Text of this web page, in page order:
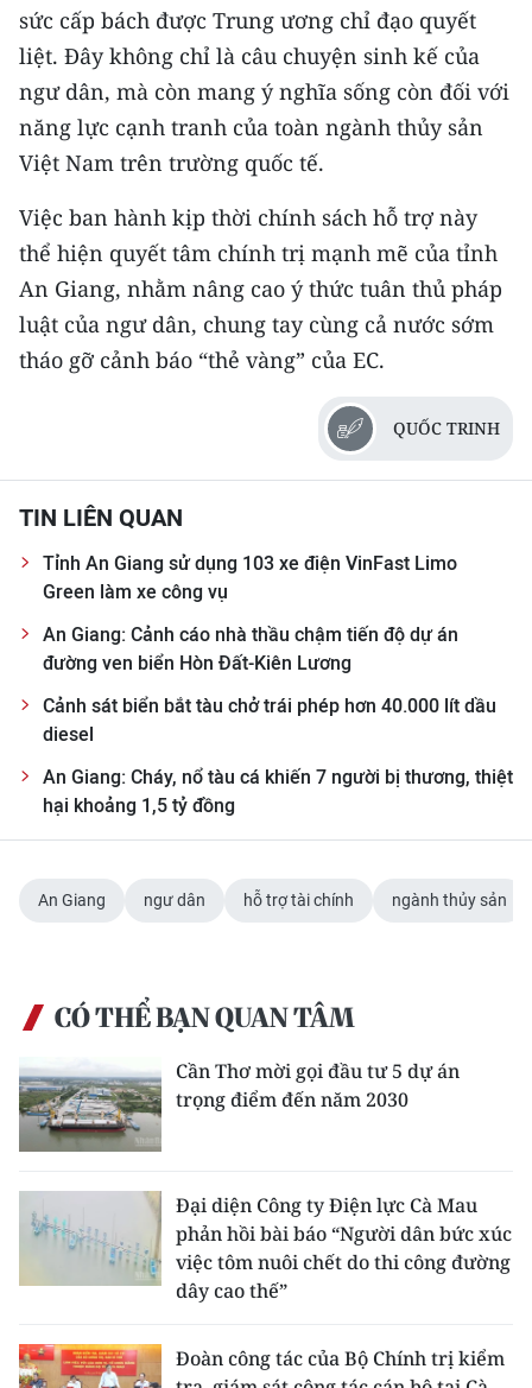
THỜI NAY
NHÂN DÂN CUỐI TUẦN
NHÂN DÂN HẰNG THÁNG
MUA BÁO
ĐỌC BÁO IN
ENGLISH
РУССКИЙ
ESPAÑOL
한국어
sức cấp bách được Trung ương chỉ đạo quyết
liệt. Đây không chỉ là câu chuyện sinh kế của
ngư dân, mà còn mang ý nghĩa sống còn đối với
năng lực cạnh tranh của toàn ngành thủy sản
Việt Nam trên trường quốc tế.
Việc ban hành kịp thời chính sách hỗ trợ này
thể hiện quyết tâm chính trị mạnh mẽ của tỉnh
An Giang, nhằm nâng cao ý thức tuân thủ pháp
luật của ngư dân, chung tay cùng cả nước sớm
tháo gỡ cảnh báo “thẻ vàng” của EC.
QUỐC TRINH
TIN LIÊN QUAN
Tỉnh An Giang sử dụng 103 xe điện VinFast Limo
Green làm xe công vụ
An Giang: Cảnh cáo nhà thầu chậm tiến độ dự án
đường ven biển Hòn Đất-Kiên Lương
Cảnh sát biển bắt tàu chở trái phép hơn 40.000 lít dầu
diesel
An Giang: Cháy, nổ tàu cá khiến 7 người bị thương, thiệt
hại khoảng 1,5 tỷ đồng
An Giang ngư dân hỗ trợ tài chính ngành thủy sản
CÓ THỂ BẠN QUAN TÂM
Cần Thơ mời gọi đầu tư 5 dự án
trọng điểm đến năm 2030
Đại diện Công ty Điện lực Cà Mau
phản hồi bài báo “Người dân bức xúc
việc tôm nuôi chết do thi công đường
dây cao thế”
Đoàn công tác của Bộ Chính trị kiểm